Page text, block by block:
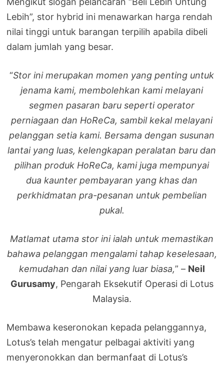
Lebih”, stor hybrid ini menawarkan harga rendah
nilai tinggi untuk barangan terpilih apabila dibeli
dalam jumlah yang besar.
“Stor ini merupakan momen yang penting untuk
jenama kami, membolehkan kami melayani
segmen pasaran baru seperti operator
perniagaan dan HoReCa, sambil kekal melayani
pelanggan setia kami. Bersama dengan susunan
lantai yang luas, kelengkapan peralatan baru dan
pilihan produk HoReCa, kami juga mempunyai
dua kaunter pembayaran yang khas dan
perkhidmatan pra-pesanan untuk pembelian
pukal.
Matlamat utama stor ini ialah untukmemastikan
bahawa pelanggan mengalami tahap keselesaan,
kemudahan dan nilai yang luar biasa,” – Neil
Gurusamy, Pengarah Eksekutif Operasi di Lotus
Malaysia.
Membawa keseronokan kepada pelanggannya,
Lotus’s telah mengatur pelbagai aktiviti yang
menyeronokkan dan bermanfaat di Lotus’s